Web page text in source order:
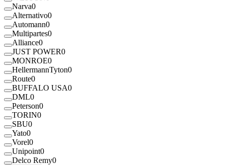
Narva0
Alternativo0
Automann0
Multipartes0
Alliance0
JUST POWER0
MONROE0
HellermannTyton0
Route0
BUFFALO USA0
DML0
Peterson0
TORIN0
SBU0
Yato0
Vorel0
Unipoint0
Delco Remy0